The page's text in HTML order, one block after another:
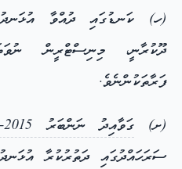
(ހ) ކަނޑުގައި ދުއްވާ
ދޫކުރާނީ، މިނިސްޓްރީން
ފަރާތަކުންނެވެ.
(ށ)ގަވާއިދު ނަންބަރު 2015-229
ސަރަހައްދުގައި ދަތުރުކުރާ